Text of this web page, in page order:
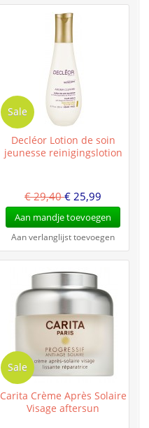
Sale
Decléor Lotion de soin
jeunesse reinigingslotion
€ 29,40€ 25,99
Aan mandje toevoegen
Aan verlanglijst toevoegen
Sale
Carita Crème Après Solaire
Visage aftersun